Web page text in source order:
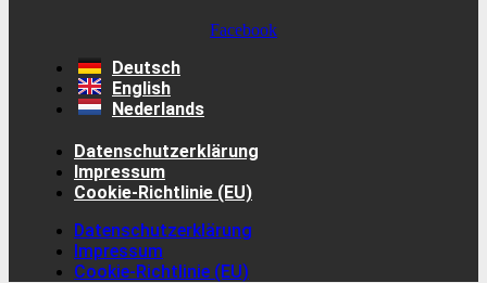
Facebook
Deutsch
English
Nederlands
Datenschutzerklärung
Impressum
Cookie-Richtlinie (EU)
Datenschutzerklärung
Impressum
Cookie-Richtlinie (EU)